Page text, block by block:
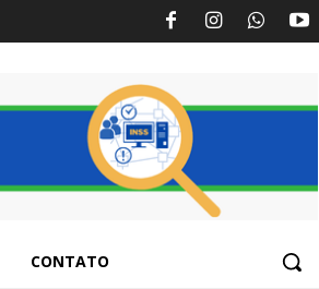
CONTATO